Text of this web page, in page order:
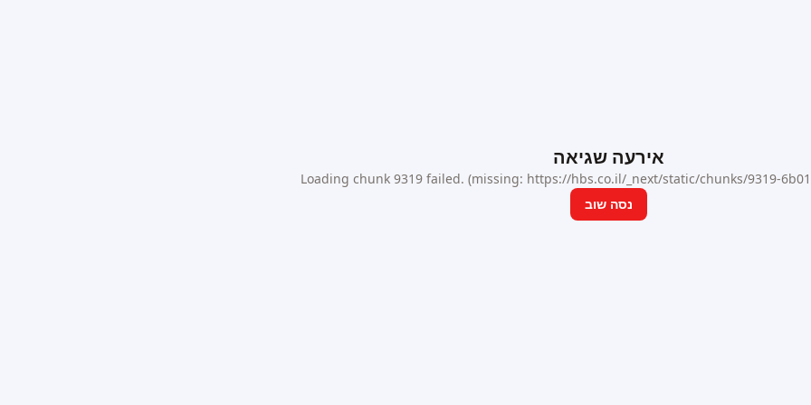
אירעה שגיאה
Loading chunk 9319 failed. (missing: https://hbs.co.il/_next/static/chunks/9319-
נסה שוב